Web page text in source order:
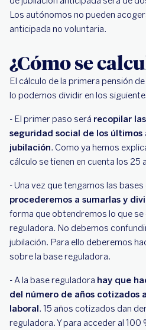
Los autónomos no pueden
anticipada no voluntaria.
¿Cómo se
El cálculo de la primera pensión
lo podemos dividir en los
- El primer paso será recopilar
seguridad social de los últimos
jubilación. Como ya hemos
cálculo se tienen en cuenta los 25
- Una vez que tengamos las
procederemos a sumarlas y
forma que obtendremos lo que
reguladora. No debemos
jubilación. Para ello deberemos
sobre la base reguladora.
- A la base reguladora hay que
del número de años cotizados
laboral. 15 años cotizados dan
reguladora. Y para acceder al